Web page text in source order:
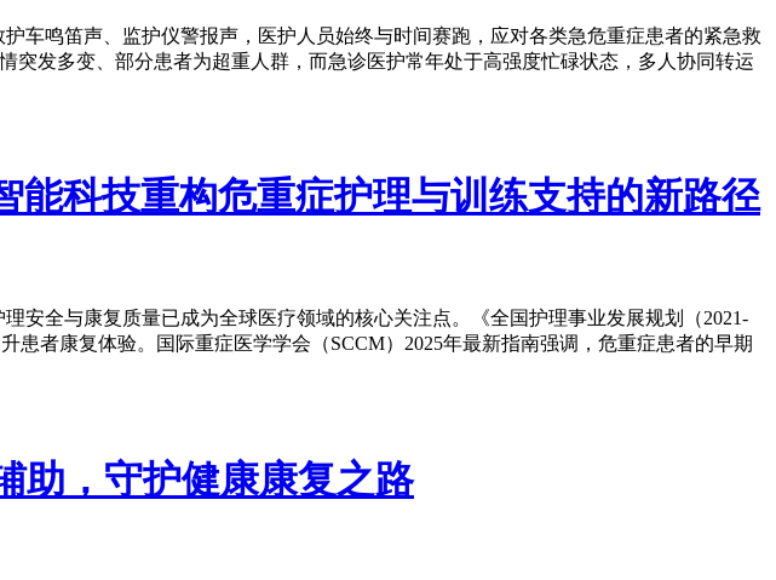
车鸣笛声、监护仪警报声，医护人员始终与时间赛跑，应对各类急危重症患者的紧急救
发多变、部分患者为超重人群，而急诊医护常年处于高强度忙碌状态，多人协同转运
能科技重构危重症护理与训练支持的新路径
安全与康复质量已成为全球医疗领域的核心关注点。《全国护理事业发展规划（2021-
者康复体验。国际重症医学学会（SCCM）2025年最新指南强调，危重症患者的早期
助，守护健康康复之路